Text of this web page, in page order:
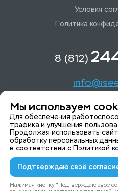
Условия
Политика
8 (812)
Светлановский пр-
Мы в
© 2015-2026 ISeeYou -
Политика
Мы используем
Для обеспечения
трафика и улучшения
Продолжая использовать
обработку персональных
в соответствии с Политикой
Подтверждаю своё
Нажимая кнопку "Подтверждаю своё